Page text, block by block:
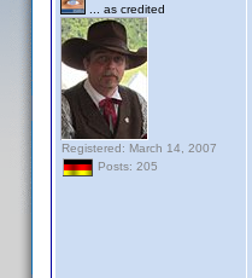
... as credited
Registered: March 14, 2007
Posts: 205